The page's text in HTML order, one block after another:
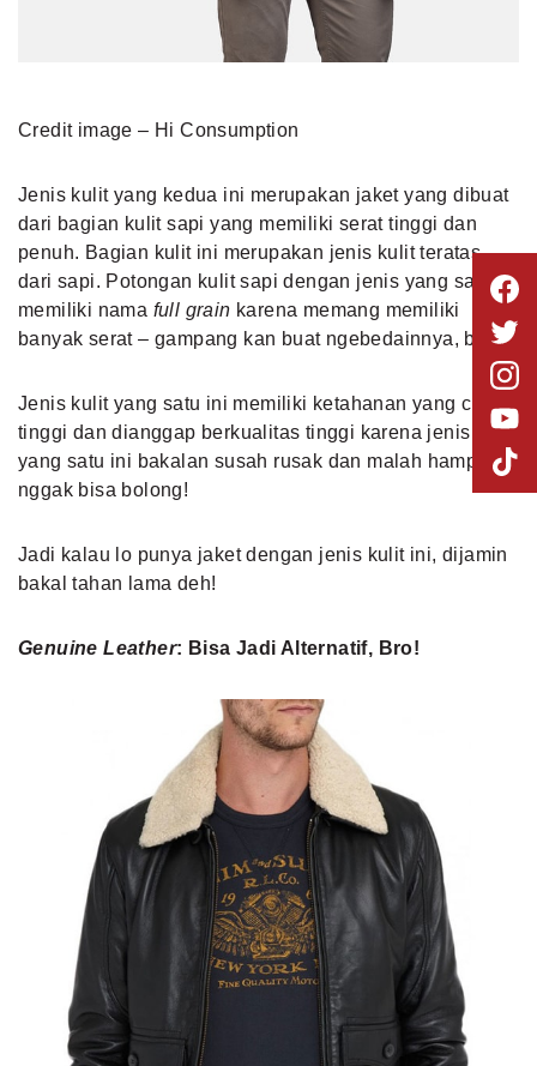
Credit image – Hi Consumption
Jenis kulit yang kedua ini merupakan jaket yang dibuat
dari bagian kulit sapi yang memiliki serat tinggi dan
penuh. Bagian kulit ini merupakan jenis kulit teratas
dari sapi. Potongan kulit sapi dengan jenis yang satu ini
memiliki nama full grain karena memang memiliki
banyak serat – gampang kan buat ngebedainnya, bro?
Jenis kulit yang satu ini memiliki ketahanan yang cukup
tinggi dan dianggap berkualitas tinggi karena jenis kulit
yang satu ini bakalan susah rusak dan malah hampir
nggak bisa bolong!
Jadi kalau lo punya jaket dengan jenis kulit ini, dijamin
bakal tahan lama deh!
Genuine Leather: Bisa Jadi Alternatif, Bro!